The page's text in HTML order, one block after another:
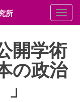
メ
所
開学術
の政治